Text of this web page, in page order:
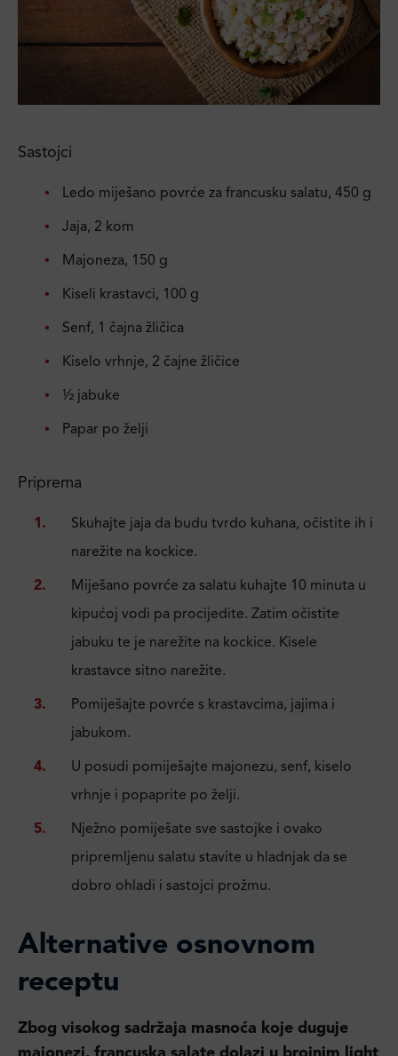
Sastojci
Ledo miješano povrće za francusku salatu, 450 g
Jaja, 2 kom
Majoneza, 150 g
Kiseli krastavci, 100 g
Senf, 1 čajna žličica
Kiselo vrhnje, 2 čajne žličice
½ jabuke
Papar po želji
Priprema
Skuhajte jaja da budu tvrdo kuhana, očistite ih i
narežite na kockice.
Miješano povrće za salatu kuhajte 10 minuta u
kipućoj vodi pa procijedite. Zatim očistite
jabuku te je narežite na kockice. Kisele
krastavce sitno narežite.
Pomiješajte povrće s krastavcima, jajima i
jabukom.
U posudi pomiješajte majonezu, senf, kiselo
vrhnje i popaprite po želji.
Nježno pomiješate sve sastojke i ovako
pripremljenu salatu stavite u hladnjak da se
dobro ohladi i sastojci prožmu.
Alternative osnovnom
receptu
Zbog visokog sadržaja masnoća koje duguje